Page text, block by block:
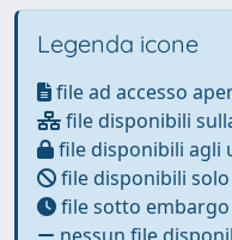
Legenda icone
file ad accesso
file disponibili
file disponibili agli
file disponibili
file sotto embargo
nessun file